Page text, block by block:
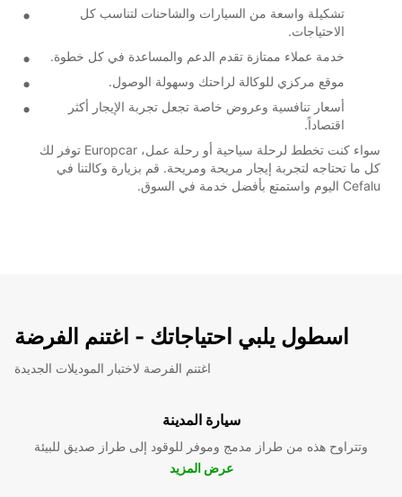
تشكيلة واسعة من السيارات والشاحنات لتناسب كل
الاحتياجات.
خدمة عملاء ممتازة تقدم الدعم والمساعدة في كل خطوة.
موقع مركزي للوكالة لراحتك وسهولة الوصول.
أسعار تنافسية وعروض خاصة تجعل تجربة الإيجار أكثر
اقتصاداً.
سواء كنت تخطط لرحلة سياحية أو رحلة عمل، Europcar توفر لك
كل ما تحتاجه لتجربة إيجار مريحة ومريحة. قم بزيارة وكالتنا في
Cefalu اليوم واستمتع بأفضل خدمة في السوق.
اسطول يلبي احتياجاتك - اغتنم الفرضة
اغتنم الفرصة لاختبار الموديلات الجديدة
سيارة المدينة
وتتراوح هذه من طراز مدمج وموفر للوقود إلى طراز صديق للبيئة
عرض المزيد